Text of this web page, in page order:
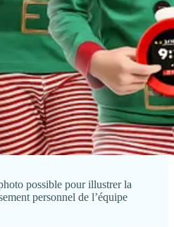
possible pour illustrer la
personnel de l’équipe